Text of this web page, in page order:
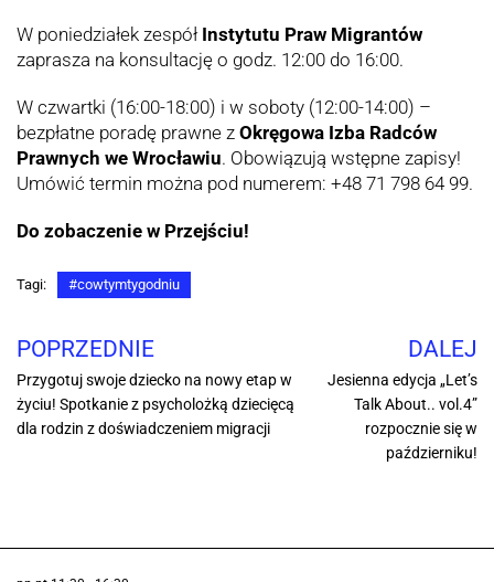
W poniedziałek zespół Instytutu Praw Migrantów
zaprasza na konsultację o godz. 12:00 do 16:00.
W czwartki (16:00-18:00) i w soboty (12:00-14:00) –
bezpłatne poradę prawne z Okręgowa Izba Radców
Prawnych we Wrocławiu. Obowiązują wstępne zapisy!
Umówić termin można pod numerem: +48 71 798 64 99.
Do zobaczenie w Przejściu!
Tagi: #cowtymtygodniu
POPRZEDNIE
Przygotuj swoje dziecko na nowy etap w
życiu! Spotkanie z psycholożką dziecięcą
dla rodzin z doświadczeniem migracji
DALEJ
Jesienna edycja „Let’s
Talk About.. vol.4”
rozpocznie się w
październiku!